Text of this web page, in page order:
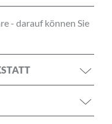
- darauf können Sie